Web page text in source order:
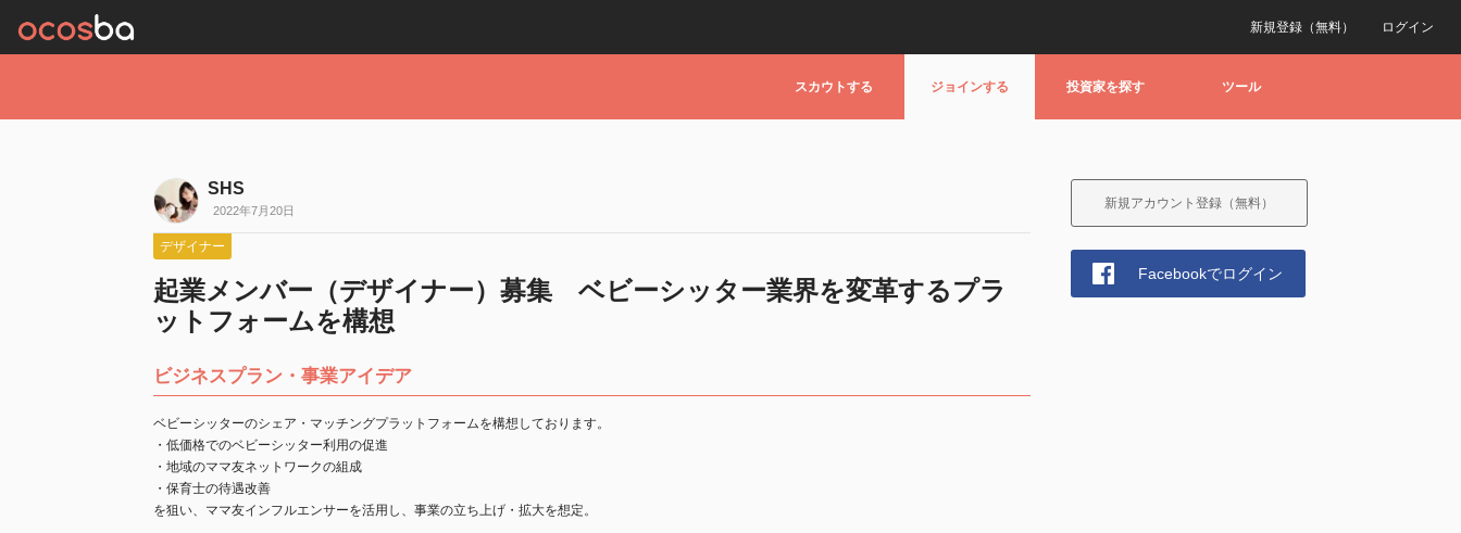
ログイン
新規登録（無料）
スカウトする ジョインする 投資家を探す ツール
SHS
2022年7月20日
デザイナー
起業メンバー（デザイナー）募集 ベビーシッター業界を変革するプラ
ットフォームを構想
ビジネスプラン・事業アイデア
ベビーシッターのシェア・マッチングプラットフォームを構想しております。
・低価格でのベビーシッター利用の促進
・地域のママ友ネットワークの組成
・保育士の待遇改善
を狙い、ママ友インフルエンサーを活用し、事業の立ち上げ・拡大を想定。
新規アカウント登録（無料）
Facebookでログイン